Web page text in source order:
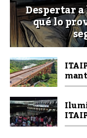
Despertar
qué lo